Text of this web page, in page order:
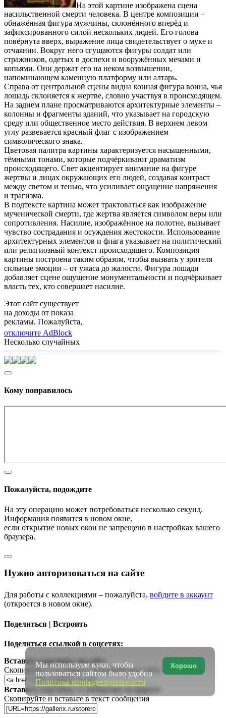
На этой картине изображена сцена
насильственной смерти человека. В центре композиции –
обнажённая фигура мужчины, склонённого вперёд и
зафиксированного силой нескольких людей. Его голова
повёрнута вверх, выражение лица свидетельствует о муке и
отчаянии. Вокруг него сгущаются фигуры солдат или
стражников, одетых в доспехи и вооружённых мечами и
копьями. Они держат его на неком возвышении,
напоминающем каменную платформу или алтарь.
Справа от центральной сцены видна конная фигура воина, чья
лошадь склоняется к жертве, словно участвуя в происходящем.
На заднем плане просматриваются архитектурные элементы –
колонны и фрагменты зданий, что указывает на городскую
среду или общественное место действия. В верхнем левом
углу развевается красный флаг с изображением
символического знака.
Цветовая палитра картины характеризуется насыщенными,
тёмными тонами, которые подчёркивают драматизм
происходящего. Свет акцентирует внимание на фигуре
жертвы и лицах окружающих его людей, создавая контраст
между светом и тенью, что усиливает ощущение напряжения
и трагизма.
В подтексте картина может трактоваться как изображение
мученической смерти, где жертва является символом веры или
сопротивления. Насилие, изображённое на полотне, вызывает
чувство сострадания и осуждения жестокости. Использование
архитектурных элементов и флага указывает на политический
или религиозный контекст происходящего. Композиция
картины построена таким образом, чтобы вызвать у зрителя
сильные эмоции – от ужаса до жалости. Фигура лошади
добавляет сцене ощущение монументальности и подчёркивает
власть тех, кто совершает насилие.
Этот сайт существует
на доходы от показа
рекламы. Пожалуйста,
отключите AdBlock
Несколько случайных
Кому понравилось
Пожалуйста, подождите
На эту операцию может потребоваться несколько секунд.
Информация появится в новом окне,
если открытие новых окон не запрещено в настройках вашего
браузера.
Нужно авторизоваться на сайте
Для работы с коллекциями – пожалуйста, войдите в аккаунт
(откроется в новом окне).
Поделиться | Встроить
Поделиться ссылкой в соцсетях:
Вставить картинку на сайт:
Скопируйте и вставьте в исходный код сайта
Вставить картинку в сообщение на форум:
Скопируйте и вставьте в текст сообщения
Хорошо
Мы используем куки, чтобы
пользоваться сайтом было удобно
Политика конфиденциальности